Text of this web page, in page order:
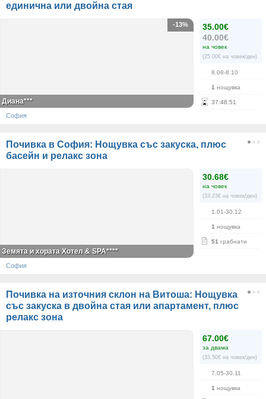
единична или двойна стая
35.00€
40.00€
на човек
(25.00€ на човек/ден)
8.08-8.10
1 нощувка
37:48:50
-13%
Диана***
София
Почивка в София: Нощувка със закуска, плюс
басейн и релакс зона
30.68€
на човек
(33.23€ на човек/ден)
1.01-30.12
1 нощувка
51 грабнати
Земята и хората Хотел & SPA****
София
Почивка на източния склон на Витоша: Нощувка
със закуска в двойна стая или апартамент, плюс
релакс зона
67.00€
за двама
(33.50€ на човек/ден)
7.05-30.11
1 нощувка